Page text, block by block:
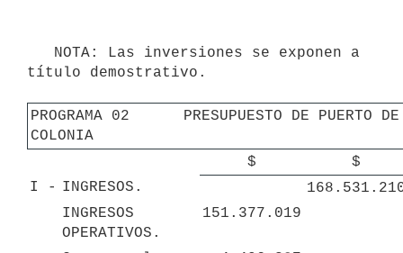
título demostrativo.
PROGRAMA 02      PRESUPUESTO DE PUERTO DE
COLONIA
$
$
I - INGRESOS.
INGRESOS
OPERATIVOS.
151.377.019